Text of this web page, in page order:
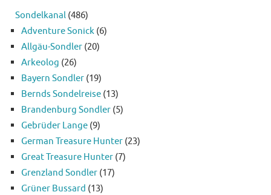
Sondelkanal (486)
Adventure Sonick (6)
Allgäu-Sondler (20)
Arkeolog (26)
Bayern Sondler (19)
Bernds Sondelreise (13)
Brandenburg Sondler (5)
Gebrüder Lange (9)
German Treasure Hunter (23)
Great Treasure Hunter (7)
Grenzland Sondler (17)
Grüner Bussard (13)